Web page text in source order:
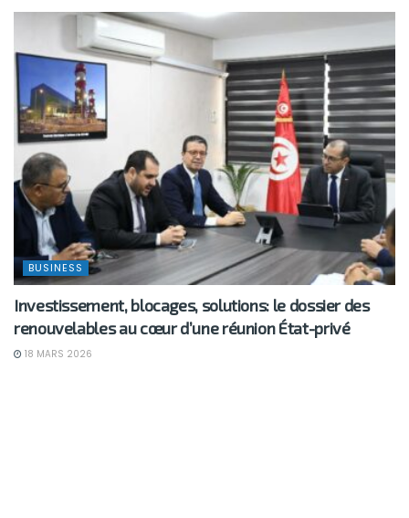
BUSINESS
Investissement, blocages, solutions: le dossier des
renouvelables au cœur d’une réunion État-privé
18 MARS 2026